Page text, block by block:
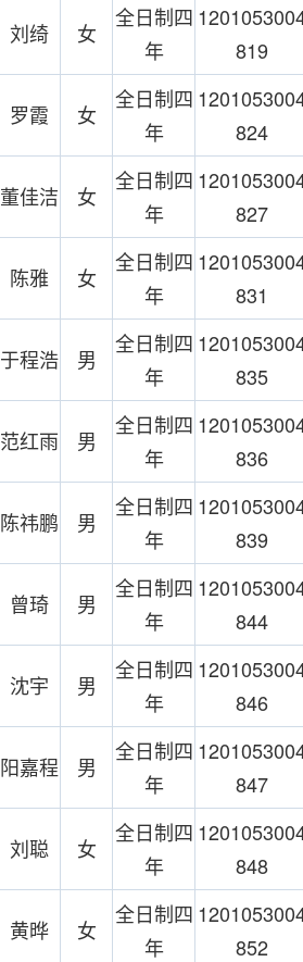
刘绮 女
全日制四
年
819
罗霞 女
全日制四
年
824
董佳洁 女
全日制四
年
827
陈雅 女
全日制四
年
831
于程浩 男
全日制四
年
835
范红雨 男
全日制四
年
836
陈祎鹏 男
全日制四
年
839
曾琦 男
全日制四
年
844
沈宇 男
全日制四
年
846
阳嘉程 男
全日制四
年
847
刘聪 女
全日制四
年
848
黄晔 女
全日制四
年
852